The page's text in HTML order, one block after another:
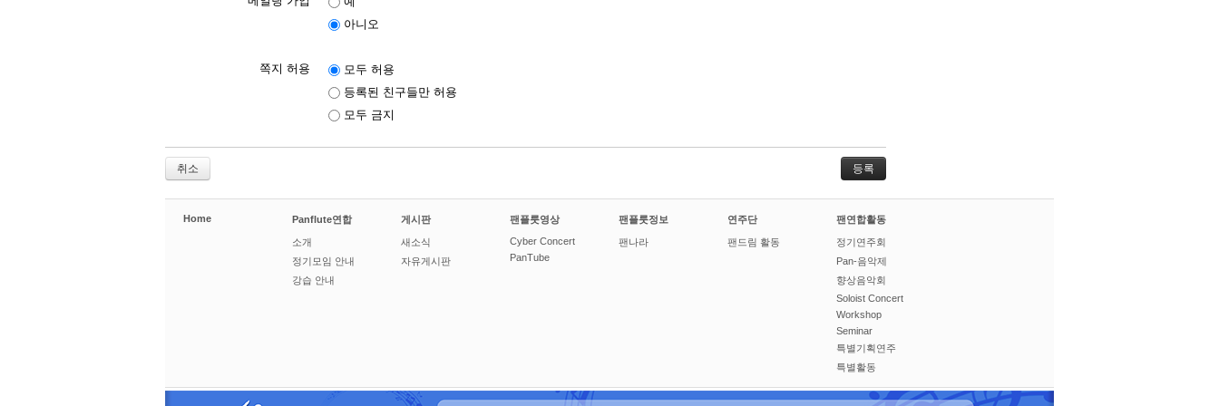
아니오
쪽지 허용
모두 허용
등록된 친구들만 허용
모두 금지
취소
Home Panflute연합
소개
정기모임 안내
강습 안내
게시판
새소식
자유게시판
팬플룻영상
Cyber Concert
PanTube
팬플룻정보
팬나라
연주단
팬드림 활동
팬연합활동
정기연주회
Pan-음악제
향상음악회
Soloist Concert
Workshop
Seminar
특별기획연주
특별활동